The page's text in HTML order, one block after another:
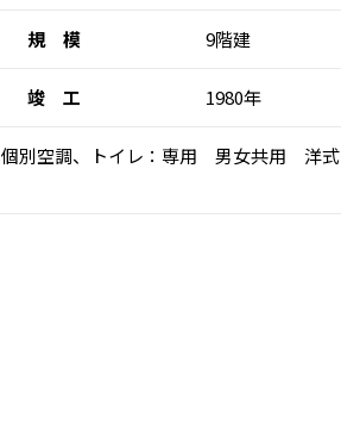
規 模 9階建
竣 工 1980年
個別空調、トイレ：専用 男女共用 洋式